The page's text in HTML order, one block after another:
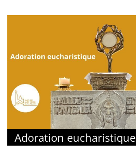
Adoration eucharistique